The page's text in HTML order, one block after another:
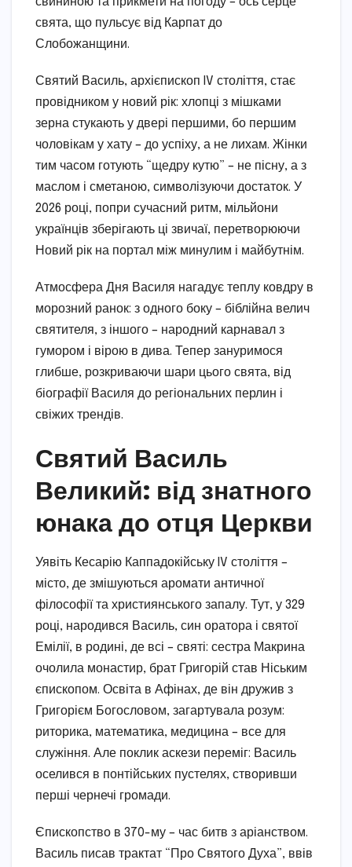
свята, що пульсує від Карпат до
Слобожанщини.
Святий Василь, архієпископ IV століття, стає
провідником у новий рік: хлопці з мішками
зерна стукають у двері першими, бо першим
чоловікам у хату – до успіху, а не лихам. Жінки
тим часом готують “щедру кутю” – не пісну, а з
маслом і сметаною, символізуючи достаток. У
2026 році, попри сучасний ритм, мільйони
українців зберігають ці звичаї, перетворюючи
Новий рік на портал між минулим і майбутнім.
Атмосфера Дня Василя нагадує теплу ковдру в
морозний ранок: з одного боку – біблійна велич
святителя, з іншого – народний карнавал з
гумором і вірою в дива. Тепер зануримося
глибше, розкриваючи шари цього свята, від
біографії Василя до регіональних перлин і
свіжих трендів.
Святий Василь
Великий: від знатного
юнака до отця Церкви
Уявіть Кесарію Каппадокійську IV століття –
місто, де змішуються аромати античної
філософії та християнського запалу. Тут, у 329
році, народився Василь, син оратора і святої
Емілії, в родині, де всі – святі: сестра Макрина
очолила монастир, брат Григорій став Ніським
єпископом. Освіта в Афінах, де він дружив з
Григорієм Богословом, загартувала розум:
риторика, математика, медицина – все для
служіння. Але поклик аскези переміг: Василь
оселився в понтійських пустелях, створивши
перші чернечі громади.
Єпископство в 370-му – час битв з аріанством.
Василь писав трактат “Про Святого Духа”, ввів